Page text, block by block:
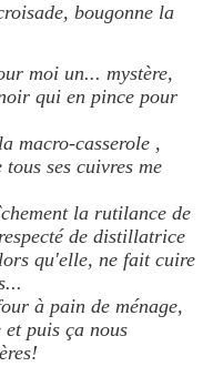
bougonne la
moi un... mystère,
qui en pince pour
macro-casserole ,
ses cuivres me
la rutilance de
de distillatrice
qu'elle, ne fait cuire
à pain de ménage,
puis ça nous